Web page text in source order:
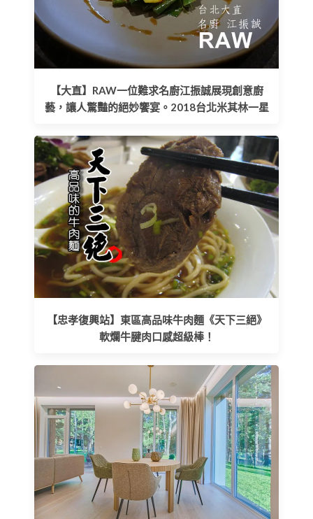
【大直】RAW一位難求名廚江振誠展現創意廚
藝，讓人驚豔的絕妙饗宴。2018台北米其林一星
【忠孝復興站】東區高品味牛肉麵《天下三絕》
軟爛牛腱肉口感超級棒！